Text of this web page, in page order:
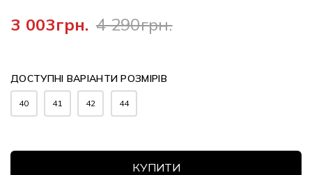
3 003грн. 4 290грн.
ДОСТУПНІ ВАРІАНТИ РОЗМІРІВ
40 41 42 44
КУПИТИ